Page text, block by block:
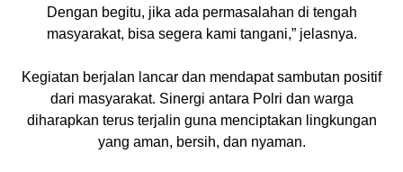
Dengan begitu, jika ada permasalahan di tengah
masyarakat, bisa segera kami tangani,” jelasnya.
Kegiatan berjalan lancar dan mendapat sambutan positif
dari masyarakat. Sinergi antara Polri dan warga
diharapkan terus terjalin guna menciptakan lingkungan
yang aman, bersih, dan nyaman.